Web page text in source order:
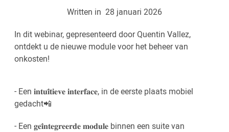
Written in 28 januari 2026
In dit webinar, gepresenteerd door Quentin Vallez,
ontdekt u de nieuwe module voor het beheer van
onkosten!
- Een 𝐢𝐧𝐭𝐮𝐢̈𝐭𝐢𝐞𝐯𝐞 𝐢𝐧𝐭𝐞𝐫𝐟𝐚𝐜𝐞, in de eerste plaats mobiel
gedacht📲
- Een 𝐠𝐞𝐢̈𝐧𝐭𝐞𝐠𝐫𝐞𝐞𝐫𝐝𝐞 𝐦𝐨𝐝𝐮𝐥𝐞 binnen een suite van